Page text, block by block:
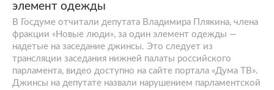
элемент одежды
В Госдуме отчитали депутата Владимира Плякина, члена
фракции «Новые люди», за один элемент одежды —
надетые на заседание джинсы. Это следует из
трансляции заседания нижней палаты российского
парламента, видео доступно на сайте портала «Дума ТВ».
Джинсы на депутате назвали нарушением парламентской